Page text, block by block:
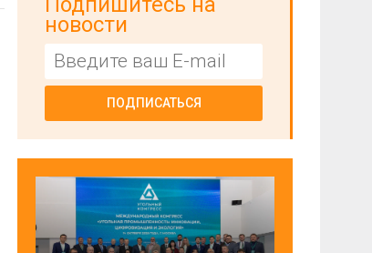
новости
ПОДПИСАТЬСЯ